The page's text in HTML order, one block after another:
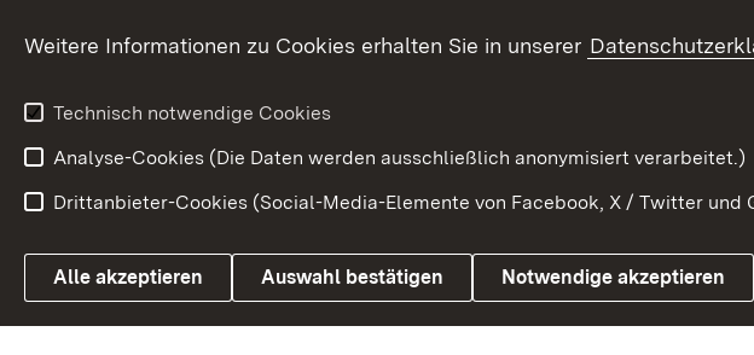
Weitere
Link zum Landesportal
Impressum
Weitere Informationen zu Cookies erhalten Sie in unserer
Technisch notwendige Cookies
Analyse-Cookies (Die Daten werden ausschließlich anonymisiert verarbeitet.)
Drittanbieter-Cookies (Social-Media-Elemente von Facebook, X / Twitter
Alle akzeptieren Auswahl bestätigen Notwendige akzeptieren